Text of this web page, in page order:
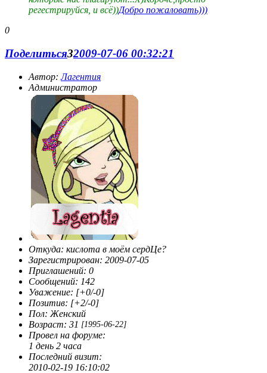
регестрируйся, и всё))Добро пожаловать)))
0
Поделиться32009-07-06 00:32:21
Автор:Лагентия
Администратор
Откуда: кислота в моём сердЦе?
Зарегистрирован: 2009-07-05
Приглашений: 0
Сообщений: 142
Уважение: [+0/-0]
Позитив: [+2/-0]
Пол: Женский
Возраст: 31 [1995-06-22]
Провел на форуме:
1 день 2 часа
Последний визит:
2010-02-19 16:10:02